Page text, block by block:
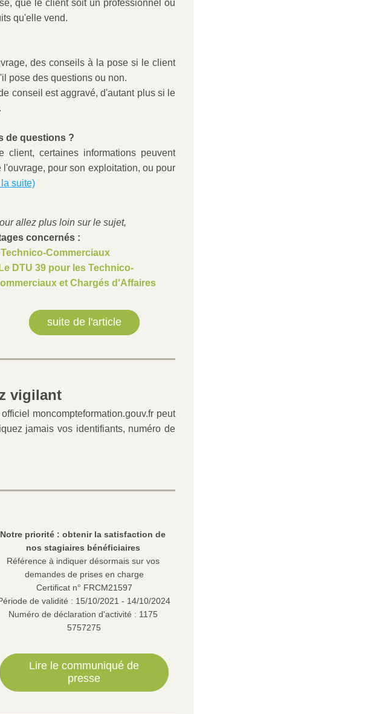
que le client soit un professionnel ou
qu'elle vend.
des conseils à la pose si le client
pose des questions ou non.
conseil est aggravé, d'autant plus si le
de questions ?
client, certaines informations peuvent
pour son exploitation, ou pour
suite)
allez plus loin sur le sujet,
concernés :
Commerciaux
DTU 39 pour les Technico-
et Chargés d'Affaires
suite de l'article
vigilant
moncompteformation.gouv.fr peut
jamais vos identifiants, numéro de
Notre priorité : obtenir la satisfaction de
nos stagiaires bénéficiaires
Référence à indiquer désormais sur vos
demandes de prises en charge
Certificat n° FRCM21597
de validité : 15/10/2021 - 14/10/2024
Numéro de déclaration d'activité : 1175
5757275
Lire le communiqué de
presse